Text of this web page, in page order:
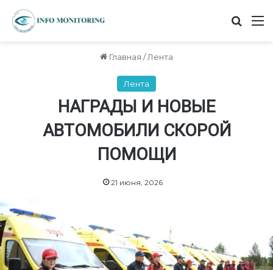
Главная / Лента
Лента
НАГРАДЫ И НОВЫЕ
АВТОМОБИЛИ СКОРОЙ
ПОМОЩИ
21 июня, 2026